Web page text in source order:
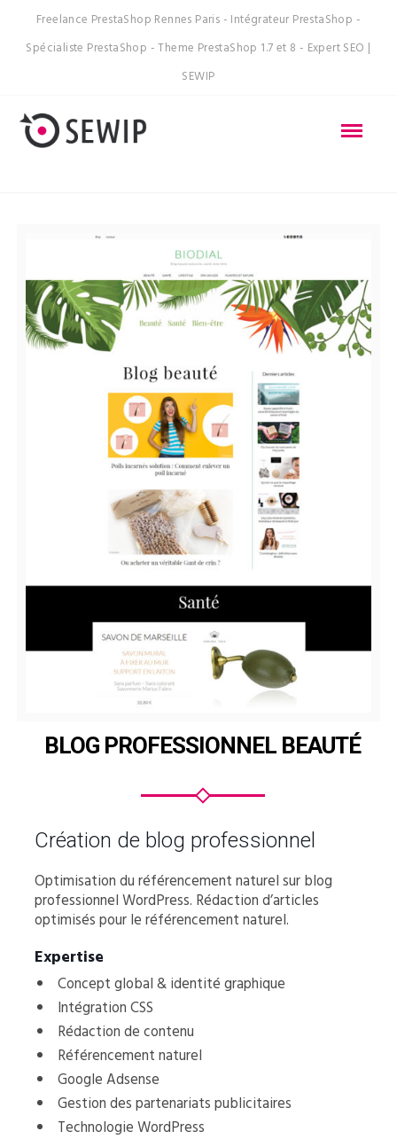
Freelance PrestaShop Rennes Paris - Intégrateur PrestaShop -
Spécialiste PrestaShop - Theme PrestaShop 1.7 et 8 - Expert SEO |
SEWIP
BLOG PROFESSIONNEL BEAUTÉ
Création de blog professionnel
Optimisation du référencement naturel sur blog
professionnel WordPress. Rédaction d’articles
optimisés pour le référencement naturel.
Expertise
Concept global & identité graphique
Intégration CSS
Rédaction de contenu
Référencement naturel
Google Adsense
Gestion des partenariats publicitaires
Technologie WordPress